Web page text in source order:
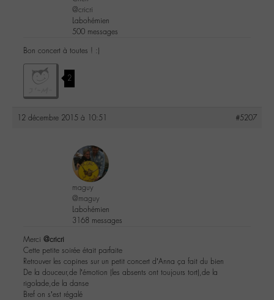
@cricri
Labohémien
500 messages
Bon concert à toutes ! :)
2
12 décembre 2015 à 10:51 #5207
maguy
@maguy
Labohémien
3168 messages
Merci @cricri
Cette petite soirée était parfaite
Retrouver les copines sur un petit concert d’Anna ça fait du bien
De la douceur,de l’émotion (les absents ont toujours tort),de la
rigolade,de la danse
Bref on s’est régalé